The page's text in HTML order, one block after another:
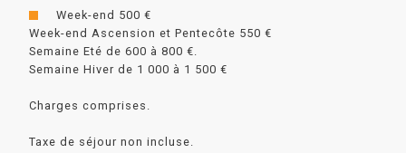
Week-end 500 €
Week-end Ascension et Pentecôte 550 €
Semaine Eté de 600 à 800 €.
Semaine Hiver de 1 000 à 1 500 €
Charges comprises.
Taxe de séjour non incluse.